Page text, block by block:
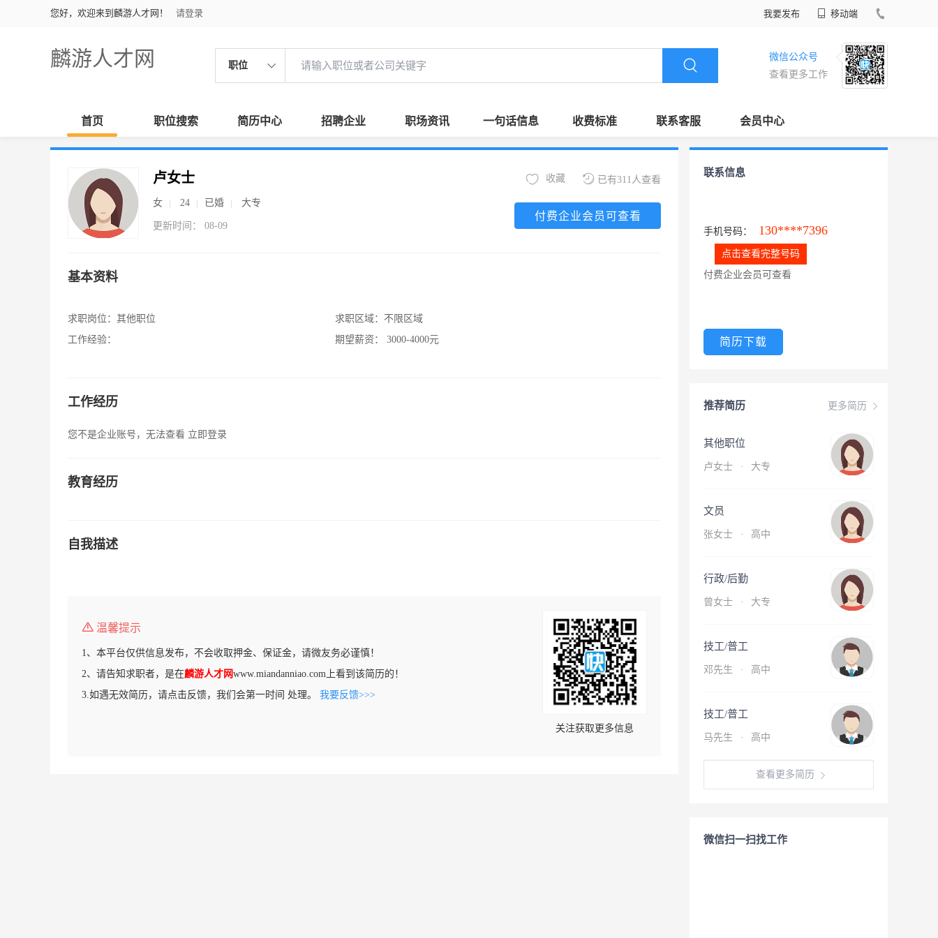
您好，欢迎来到麟游人才网！ 请登录 我要发布 移动端
麟游人才网 职位
微信公众号
查看更多工作
首页 职位搜索 简历中心 招聘企业 职场资讯 一句话信息 收费标准 联系客服 会员中心
卢女士
女 24 已婚 大专
更新时间： 08-09
已有311人查看
收藏
付费企业会员可查看
基本资料
求职岗位： 其他职位
工作经验：
求职区域： 不限区域
期望薪资：
3000-4000元
工作经历
您不是企业账号，无法查看 立即登录
教育经历
自我描述
温馨提示
1、本平台仅供信息发布，不会收取押金、保证金，请微友务必谨慎！
2、请告知求职者，是在麟游人才网www.miandanniao.com上看到该简历的！
3.如遇无效简历，请点击反馈，我们会第一时间 处理。 我要反馈>>>
关注获取更多信息
联系信息
手机号码： 130****7396
点击查看完整号码
付费企业会员可查看
简历下载
更多简历
推荐简历
其他职位
卢女士 · 大专
文员
张女士 · 高中
行政/后勤
曾女士 · 大专
技工/普工
邓先生 · 高中
技工/普工
马先生 · 高中
查看更多简历
微信扫一扫找工作